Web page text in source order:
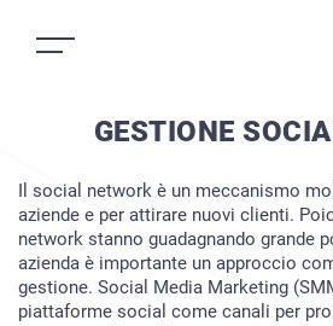
GESTIONE
Il social network è un meccanismo
aziende e per attirare nuovi clienti.
network stanno guadagnando grande
azienda è importante un approccio
gestione. Social Media Marketing
piattaforme social come canali per